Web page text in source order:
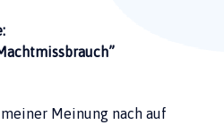
Meinung nach auf